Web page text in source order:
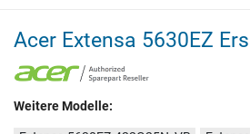
Acer Extensa 5630EZ
Weitere Modelle: